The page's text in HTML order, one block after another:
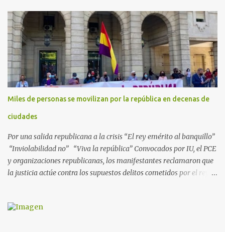
Arabia Saudita a través de la empresa pública española Defex,
disuelta. El fiscal Conrado Saiz describe en su escrito de
conclusiones cómo la empresa pública Defex pagó comisiones
ilegales a diversas autoridades del régimen árabe entre 2005 y
2014, para obtener a cambio la materialización de los contratos. El
Ministerio Público lleva a cabo esta acusación en una de las piezas
separadas del llamado 'caso Defex', que investiga once ventas
ejecutadas en este periodo, y atribuye a José Ignacio Encinas
Charro, presidente de la compañía pública hasta 2013, los
Miles de personas se movilizan por la república en decenas de
ciudades
Por una salida republicana a la crisis “El rey emérito al banquillo”
“Inviolabilidad no” “Viva la república” Convocados por IU, el PCE
y organizaciones republicanas, los manifestantes reclamaron que
la justicia actúe contra los supuestos delitos cometidos por el rey
planificó en verano esta convocatoria como reacción a los